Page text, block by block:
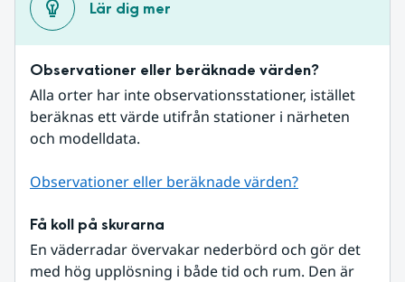
Lär dig mer
Observationer eller beräknade värden?
Alla orter har inte observationsstationer, istället
beräknas ett värde utifrån stationer i närheten
och modelldata.
Observationer eller beräknade värden?
Få koll på skurarna
En väderradar övervakar nederbörd och gör det
med hög upplösning i både tid och rum. Den är